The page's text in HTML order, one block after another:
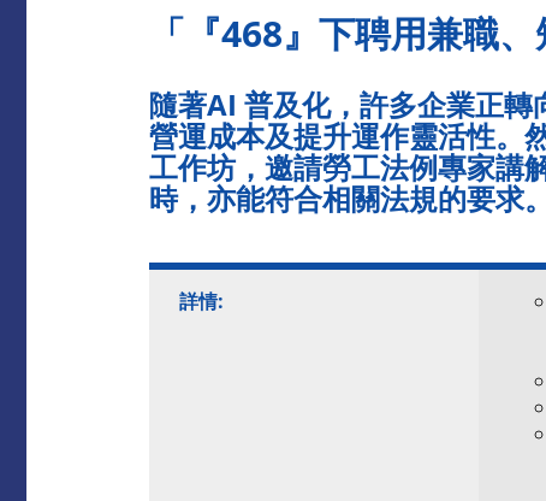
「『468』下聘用兼職
隨著AI 普及化，許多企業正
營運成本及提升運作靈活性。
工作坊，邀請勞工法例專家講
時，亦能符合相關法規的要求
詳情: